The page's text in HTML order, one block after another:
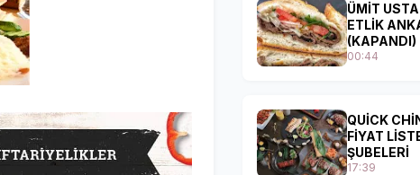
ÜMİT
ETLİK
(KAPANDI)
00:44
QUİCK
FİYAT
ŞUBELERİ
17:39